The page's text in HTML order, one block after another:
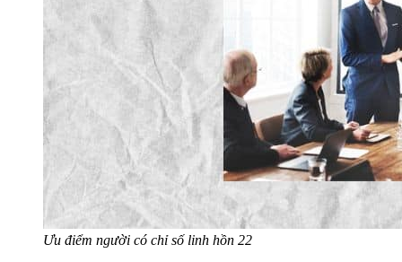
Ưu điểm người có chỉ số linh hồn 22